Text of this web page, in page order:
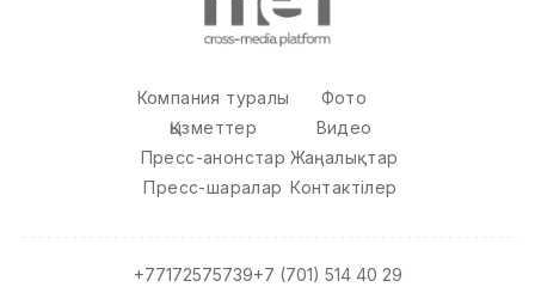
Компания туралы
Қызметтер
Пресс-анонстар
Пресс-шаралар
Фото
Видео
Жаңалықтар
Контактілер
+77172575739+7 (701) 514 40 29